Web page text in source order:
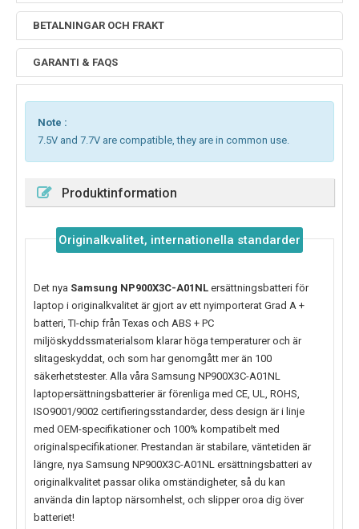
BETALNINGAR OCH FRAKT
GARANTI & FAQS
Note :
7.5V and 7.7V are compatible, they are in common use.
Produktinformation
Originalkvalitet, internationella standarder
Det nya Samsung NP900X3C-A01NL ersättningsbatteri för
laptop i originalkvalitet är gjort av ett nyimporterat Grad A +
batteri, TI-chip från Texas och ABS + PC
miljöskyddssmaterialsom klarar höga temperaturer och är
slitageskyddat, och som har genomgått mer än 100
säkerhetstester. Alla våra Samsung NP900X3C-A01NL
laptopersättningsbatterier är förenliga med CE, UL, ROHS,
ISO9001/9002 certifieringsstandarder, dess design är i linje
med OEM-specifikationer och 100% kompatibelt med
originalspecifikationer. Prestandan är stabilare, väntetiden är
längre, nya Samsung NP900X3C-A01NL ersättningsbatteri av
originalkvalitet passar olika omständigheter, så du kan
använda din laptop närsomhelst, och slipper oroa dig över
batteriet!